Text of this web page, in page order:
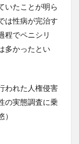
いたことが明ら
は性病が完治す
程でペニシリ
多かったとい
われた人権侵害
の実態調査に乗